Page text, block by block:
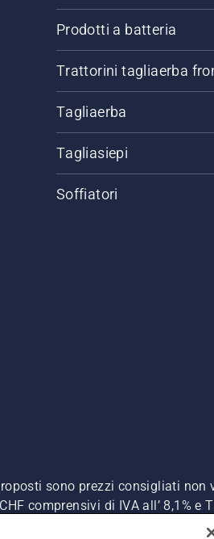
Prodotti a batteria
Trattorini tagliaerba
Tagliaerba
Tagliasiepi
Soffiatori
sono prezzi consigliati non
comprensivi di IVA all’ 8,1% e
a meno che il prodotto non sia